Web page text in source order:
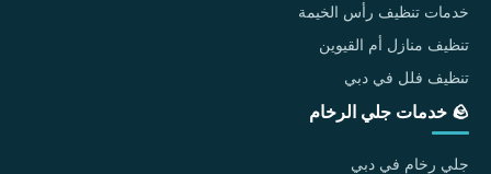
خدمات تنظيف رأس الخيمة
تنظيف منازل أم القيوين
تنظيف فلل في دبي
🪨 خدمات جلي الرخام
جلي رخام في دبي